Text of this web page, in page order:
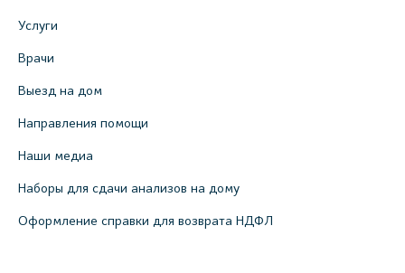
Услуги
Врачи
Выезд на дом
Направления помощи
Наши медиа
Наборы для сдачи анализов на дому
Оформление справки для возврата НДФЛ